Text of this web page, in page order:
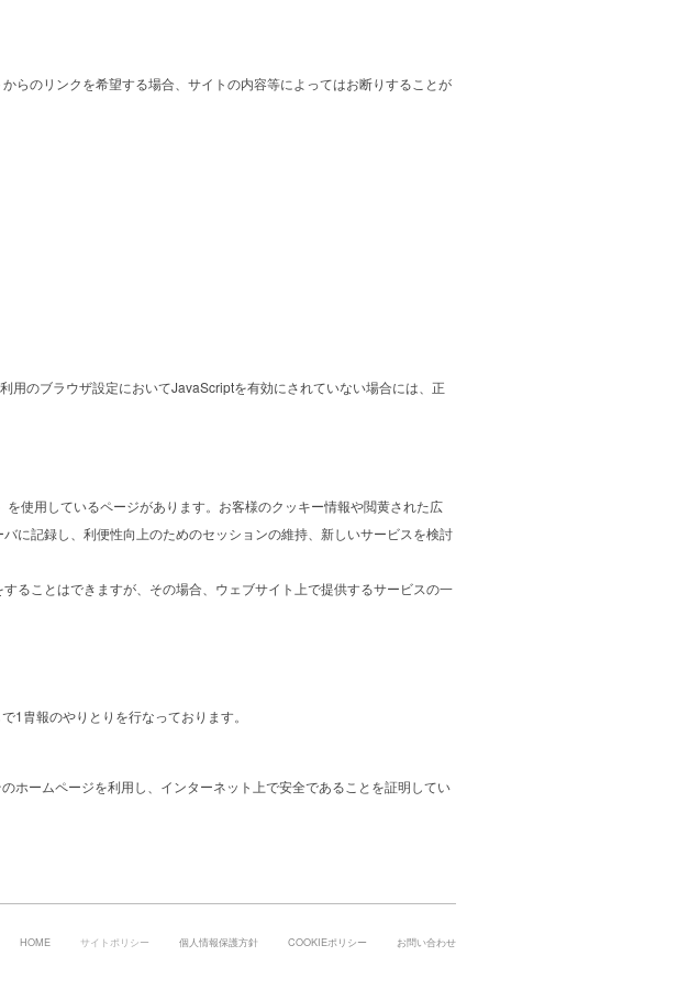
らのリンクを希望する場合、サイトの内容等によってはお断りすることが
のブラウザ設定においてJavaScriptを有効にされていない場合には、正
使用しているページがあります。お客様のクッキー情報や閲黄された広
に記録し、利便性向上のためのセッションの維持、新しいサービスを検討
ることはできますが、その場合、ウェブサイト上で提供するサービスの一
1胄報のやりとりを行なっております。
ホームページを利用し、インターネット上で安全であることを証明してい
HOME サイトポリシー 個人情報保護方針 COOKIEポリシー お問い合わせ